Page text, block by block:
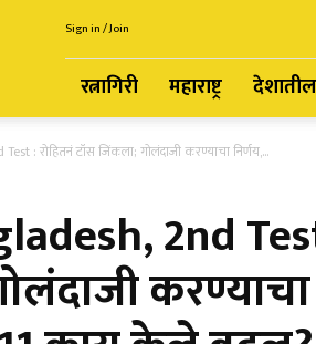
Sign in / Join
रत्नागिरी महाराष्ट्र
: रोहितनं टॉस जिंकला; गोलंदाजी करण्याचा निर्णय,...
2nd
करण्याचा